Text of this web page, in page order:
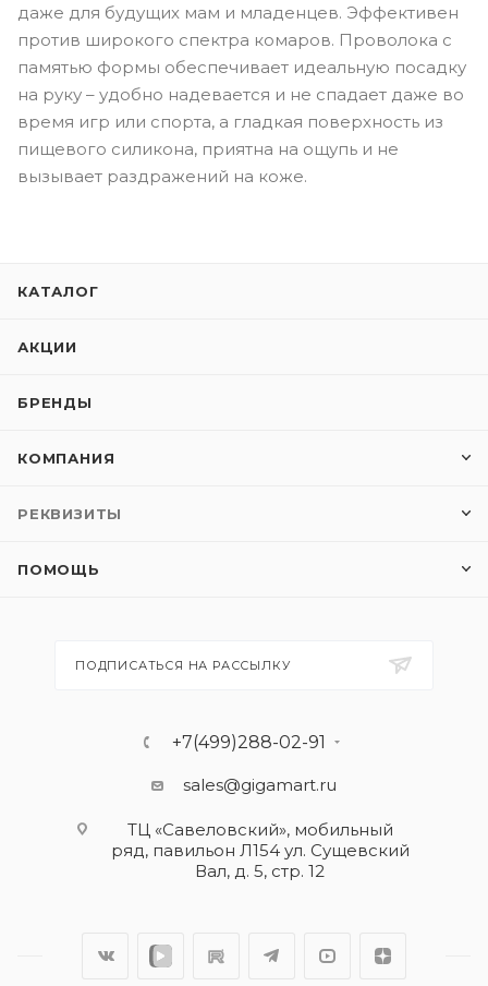
даже для будущих мам и младенцев. Эффективен
против широкого спектра комаров. Проволока с
памятью формы обеспечивает идеальную посадку
на руку – удобно надевается и не спадает даже во
время игр или спорта, а гладкая поверхность из
пищевого силикона, приятна на ощупь и не
вызывает раздражений на коже.
КАТАЛОГ
АКЦИИ
БРЕНДЫ
КОМПАНИЯ
РЕКВИЗИТЫ
ПОМОЩЬ
ПОДПИСАТЬСЯ НА РАССЫЛКУ
+7(499)288-02-91
sales@gigamart.ru
ТЦ «Савеловский», мобильный
ряд, павильон Л154 ул. Сущевский
Вал, д. 5, стр. 12